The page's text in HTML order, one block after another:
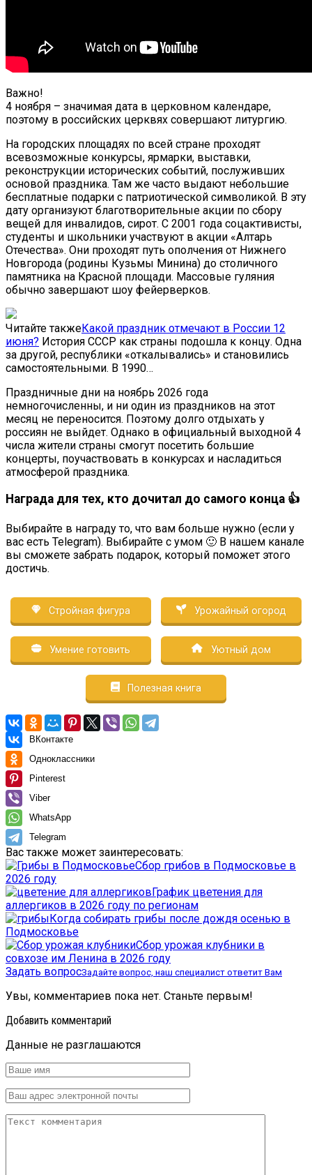
Важно!
4 ноября – значимая дата в церковном календаре,
поэтому в российских церквях совершают литургию.
На городских площадях по всей стране проходят
всевозможные конкурсы, ярмарки, выставки,
реконструкции исторических событий, послуживших
основой праздника. Там же часто выдают небольшие
бесплатные подарки с патриотической символикой. В эту
дату организуют благотворительные акции по сбору
вещей для инвалидов, сирот. С 2001 года соцактивисты,
студенты и школьники участвуют в акции «Алтарь
Отечества». Они проходят путь ополчения от Нижнего
Новгорода (родины Кузьмы Минина) до столичного
памятника на Красной площади. Массовые гуляния
обычно завершают шоу фейерверков.
Читайте такжеКакой праздник отмечают в России 12
июня? История СССР как страны подошла к концу. Одна
за другой, республики «откалывались» и становились
самостоятельными. В 1990…
Праздничные дни на ноябрь 2026 года
немногочисленны, и ни один из праздников на этот
месяц не переносится. Поэтому долго отдыхать у
россиян не выйдет. Однако в официальный выходной 4
числа жители страны смогут посетить большие
концерты, поучаствовать в конкурсах и насладиться
атмосферой праздника.
Награда для тех, кто дочитал до самого конца 👍
Выбирайте в награду то, что вам больше нужно (если у
вас есть Telegram). Выбирайте с умом 🙂 В нашем канале
вы сможете забрать подарок, который поможет этого
достичь.
Стройная фигура Урожайный огород
Умение готовить Уютный дом
Полезная книга
ВКонтакте
Одноклассники
Pinterest
Viber
WhatsApp
Telegram
Вас также может заинтересовать:
Сбор грибов в Подмосковье в
2026 году
График цветения для
аллергиков в 2026 году по регионам
Когда собирать грибы после дождя осенью в
Подмосковье
Сбор урожая клубники в
совхозе им Ленина в 2026 году
Задать вопросЗадайте вопрос, наш специалист ответит Вам
Увы, комментариев пока нет. Станьте первым!
Добавить комментарий
Данные не разглашаются